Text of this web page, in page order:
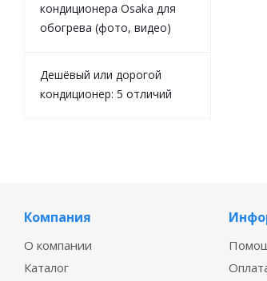
кондиционера Osaka для
обогрева (фото, видео)
Дешёвый или дорогой
кондиционер: 5 отличий
Компания
О компании
Каталог